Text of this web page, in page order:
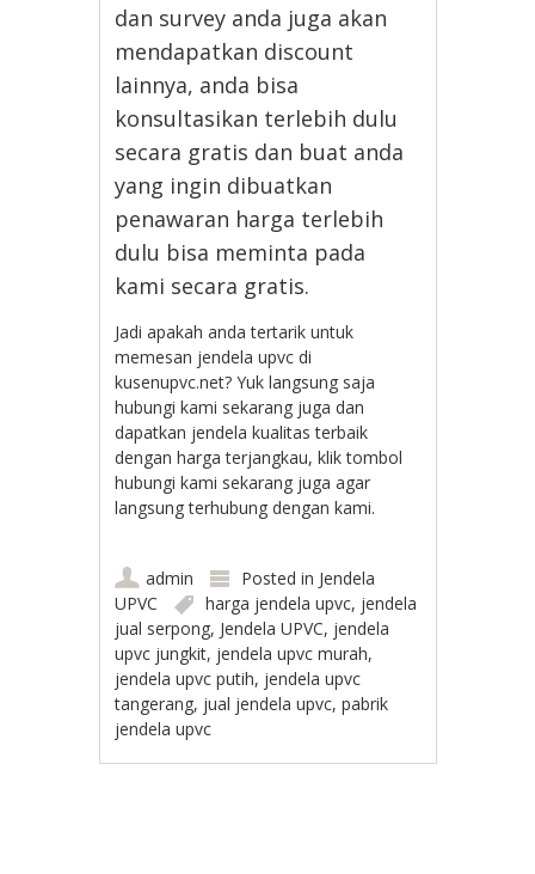
dan survey anda juga akan
mendapatkan discount
lainnya, anda bisa
konsultasikan terlebih dulu
secara gratis dan buat anda
yang ingin dibuatkan
penawaran harga terlebih
dulu bisa meminta pada
kami secara gratis.
Jadi apakah anda tertarik untuk
memesan jendela upvc di
kusenupvc.net? Yuk langsung saja
hubungi kami sekarang juga dan
dapatkan jendela kualitas terbaik
dengan harga terjangkau, klik tombol
hubungi kami sekarang juga agar
langsung terhubung dengan kami.
admin Posted in Jendela
UPVC
harga jendela upvc, jendela
jual serpong, Jendela UPVC, jendela
upvc jungkit, jendela upvc murah,
jendela upvc putih, jendela upvc
tangerang, jual jendela upvc,pabrik
jendela upvc